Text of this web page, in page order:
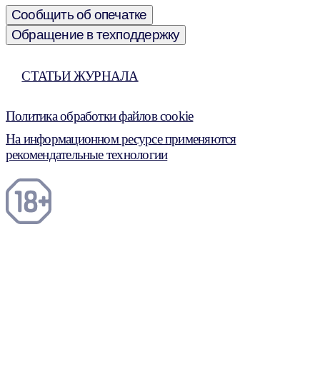
Сообщить об опечатке
Обращение в техподдержку
СТАТЬИ ЖУРНАЛА
Политика обработки файлов cookie
На информационном ресурсе применяются
рекомендательные технологии